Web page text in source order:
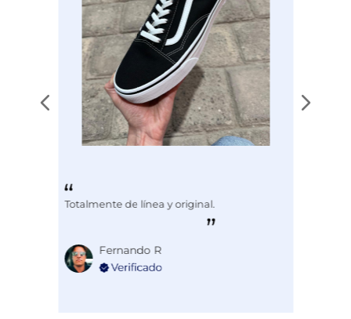
Totalmente de línea y original.
Fernando R